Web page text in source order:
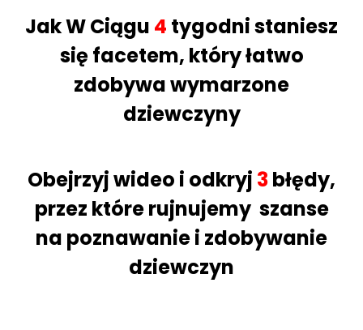
Jak W Ciągu 4 tygodni staniesz
się facetem, który łatwo
zdobywa wymarzone
dziewczyny
Obejrzyj wideo i odkryj 3błędy,
przez które rujnujemy szanse
na poznawanie i zdobywanie
dziewczyn